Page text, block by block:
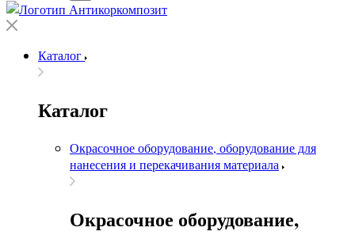
Каталог
Каталог
Окрасочное оборудование, оборудование для
нанесения и перекачивания материала
Окрасочное оборудование,